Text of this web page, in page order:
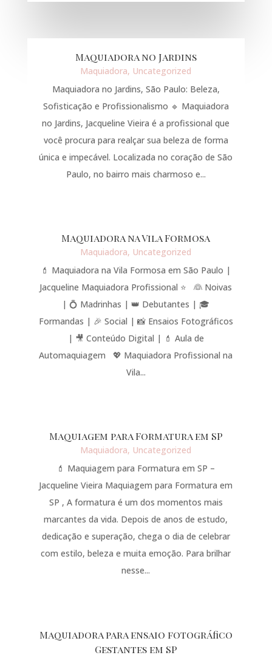
Maquiadora no Jardins
Maquiadora, Uncategorized
Maquiadora no Jardins, São Paulo: Beleza,
Sofisticação e Profissionalismo 🔹 Maquiadora
no Jardins, Jacqueline Vieira é a profissional que
você procura para realçar sua beleza de forma
única e impecável. Localizada no coração de São
Paulo, no bairro mais charmoso e...
Maquiadora na Vila Formosa
Maquiadora, Uncategorized
💄 Maquiadora na Vila Formosa em São Paulo |
Jacqueline Maquiadora Profissional ⭐ 👰 Noivas
| 💍 Madrinhas | 👑 Debutantes | 🎓
Formandas | 🎉 Social | 📸 Ensaios Fotográficos
| 🎥 Conteúdo Digital | 💄 Aula de
Automaquiagem 💖 Maquiadora Profissional na
Vila...
Maquiagem para Formatura em SP
Maquiadora, Uncategorized
💄 Maquiagem para Formatura em SP –
Jacqueline Vieira Maquiagem para Formatura em
SP , A formatura é um dos momentos mais
marcantes da vida. Depois de anos de estudo,
dedicação e superação, chega o dia de celebrar
com estilo, beleza e muita emoção. Para brilhar
nesse...
Maquiadora para ensaio fotográfico
Gestantes em SP